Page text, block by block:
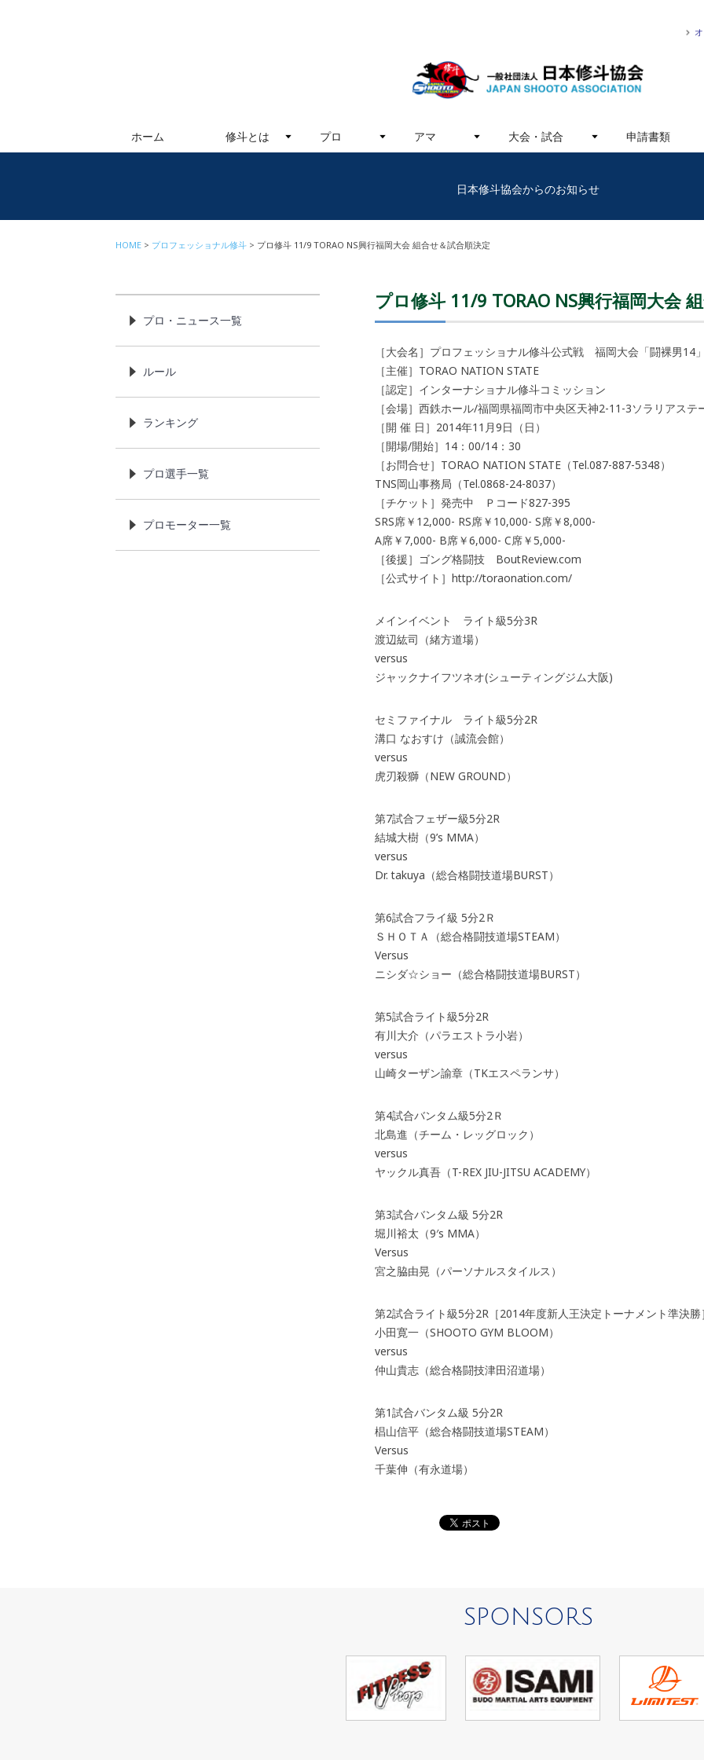
ホーム 修斗とは プロ アマ 大会・試合 申請書類
日本修斗協会からのお知らせ
HOME プロフェッショナル修斗 プロ修斗 11/9 TORAO NS興行福岡大会 組合せ＆試合順決定
プロ修斗 11/9 TORAO NS興行福岡大会
［大会名］プロフェッショナル修斗公式戦 福岡大会「闘裸男14
［主催］TORAO NATION STATE
［認定］インターナショナル修斗コミッション
［会場］西鉄ホール/福岡県福岡市中央区天神2-11-3ソラリアステ
［開 催 日］2014年11月9日（日）
［開場/開始］14：00/14：30
［お問合せ］TORAO NATION STATE（Tel.087-887-5348）
TNS岡山事務局（Tel.0868-24-8037）
［チケット］発売中 Ｐコード827-395
SRS席￥12,000- RS席￥10,000- S席￥8,000-
A席￥7,000- B席￥6,000- C席￥5,000-
［後援］ゴング格闘技 BoutReview.com
［公式サイト］http://toraonation.com/
メインイベント ライト級5分3R
渡辺紘司（緒方道場）
versus
ジャックナイフツネオ(シューティングジム大阪)
セミファイナル ライト級5分2R
溝口 なおすけ（誠流会館）
versus
虎刃殺獅（NEW GROUND）
第7試合フェザー級5分2R
結城大樹（9’s MMA）
versus
Dr. takuya（総合格闘技道場BURST）
第6試合フライ級 5分2Ｒ
ＳＨＯＴＡ（総合格闘技道場STEAM）
Versus
ニシダ☆ショー（総合格闘技道場BURST）
第5試合ライト級5分2R
有川大介（パラエストラ小岩）
versus
山崎ターザン諭章（TKエスペランサ）
第4試合バンタム級5分2Ｒ
北島進（チーム・レッグロック）
versus
ヤックル真吾（T-REX JIU-JITSU ACADEMY）
第3試合バンタム級 5分2R
堀川裕太（9′s MMA）
Versus
宮之脇由晃（パーソナルスタイルス）
第2試合ライト級5分2R［2014年度新人王決定トーナメント準決勝
小田寛一（SHOOTO GYM BLOOM）
versus
仲山貴志（総合格闘技津田沼道場）
第1試合バンタム級 5分2R
椙山信平（総合格闘技道場STEAM）
Versus
千葉伸（有永道場）
プロ・ニュース一覧
ルール
ランキング
プロ選手一覧
プロモーター一覧
SPONSORS